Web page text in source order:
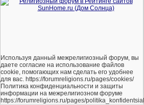
Используя данный межрелигиозный форум, вы
даете согласие на использование файлов
cookie, помогающих нам сделать его удобнее
для вас. https://forumreligions.ru/pages/cookies/
Политика конфиденциальности и защиты
информации на межрелигиозном форуме
https://forumreligions.ru/pages/